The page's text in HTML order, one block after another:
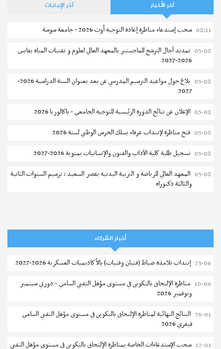
آخر الأخبار آخر الإجابات
08:11 سحب إستدعاء مناظرة إعادة التوجيه أوت 2026 - جامعة سوسة
05-08 تمديد آجال الترشح للماجستير بالمعهد العالي لعلوم و تقنيات المياه بقابس
2026-2027
05-08
بلاغ حول مواعيد الترسيم المدرسي عن بعد بعنوان السنة الدراسية 2026-
2027
05-08 الإعلان عن نتائج الدورة الرئيسية للتوجيه الجامعي - باكالوريا 2026
05-08 فتح مناظرة لإنتداب عرفاء بسلك الحرس الوطني لسنة 2026
05-08 تسجيل طلبة كلية الآداب والفنون والإنسانيات بمنوبة 2026-2027
05-08 المعهد العالي للرياضة و التربية البدنية بقصر السعيد : ترسيم السنوات الثانية
والثالثة دكتوراه
05-08
الترشح للماجستير بالمعهد العالي للرياضة والتربية البدنية بصفاقس 2026-
المركز القطاعي للتكوين في الآلية الفلاحية جوقار الفحص :فتح باب الترشح
المركز القطاعي للتكوين في الآلية الفلاحية جوقار الفحص : دورة سبتمبر 2026
أخبار الشركاء
23-06 إنتداب تلامذة ضباط (فتيان وفتيات) بالأكاديميات العسكرية 2026-2027
10-06 مناظرة الإلتحاق بالتكوين في مستوى مؤهل التقني السامي - دورتي سبتمبر
ونوفمبر 2026
26-01 النتائج النهائية لمناظرة الإلتحاق بالتكوين في مستوى مؤهل التقني السامي
فيفري 2026
12-01 سحب الإستدعاءات الخاصة بمناظرة الإلتحاق بالتكوين في مستوى مؤهل التقني